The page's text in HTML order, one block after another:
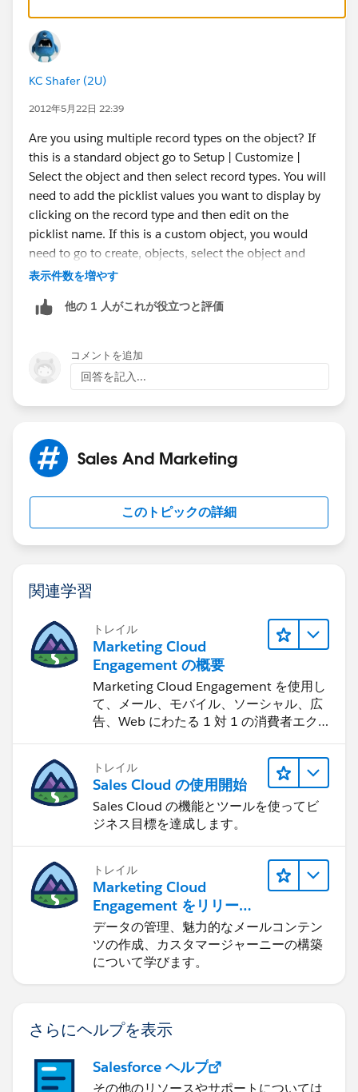
KC Shafer (2U)
2012年5月22日 22:39
Are you using multiple record types on the object? If
this is a standard object go to Setup | Customize |
Select the object and then select record types. You will
need to add the picklist values you want to display by
clicking on the record type and then edit on the
picklist name. If this is a custom object, you would
need to go to create, objects, select the object and
then scroll down to the record types related list.
--KC
表示件数を増やす
他の 1 人がこれが役立つと評価
コメントを追加
回答を記入...
Sales And Marketing
このトピックの詳細
関連学習
トレイル
Marketing Cloud
Engagement の概要
Marketing Cloud Engagement を使用し
て、メール、モバイル、ソーシャル、広
告、Web にわたる 1 対 1 の消費者エク
トレイル
Sales Cloud の使用開始
Sales Cloud の機能とツールを使ってビ
ジネス目標を達成します。
トレイル
Marketing Cloud
Engagement をリリース
する
データの管理、魅力的なメールコンテン
ツの作成、カスタマージャーニーの構築
について学びます。
さらにヘルプを表示
Salesforce ヘルプ